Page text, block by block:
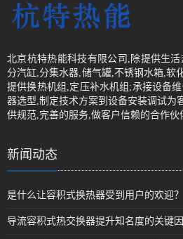
北京杭特热能科技有限公司,除提供生
分汽缸,分集水器,储气罐,不锈钢水箱,软
提供换热机组,定压补水机组;承接设备
器选型,制定技术方案到设备安装调试为
供规范,完善的服务,做客户信赖的合作伙
新闻动态
是什么让容积式换热器受到用户的欢迎？
导流容积式热交换器提升知名度的关键